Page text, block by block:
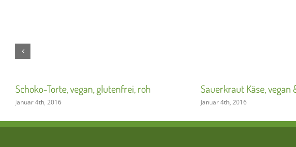
Schoko-Torte, vegan, glutenfrei, roh
Januar 4th, 2016
Sauerkraut Käse, vegan
Januar 4th, 2016